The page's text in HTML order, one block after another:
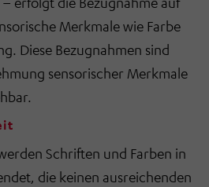
Merkmale wie Farbe
Diese Bezugnahmen sind
sensorischer Merkmale
Schriften und Farben in
die keinen ausreichenden